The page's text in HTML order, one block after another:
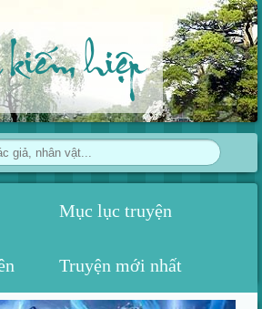
hiệp
Mục lục truyện
Truyện mới nhất